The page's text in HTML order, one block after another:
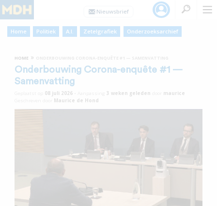
Home Politiek A.I. Zetelgrafiek Onderzoeksarchief
HOME »
Onderbouwing Corona-enquête #1 —
Samenvatting
08 juli 2026 3 weken geleden
maurice
Maurice de Hond